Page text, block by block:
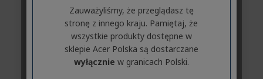
Zauważyliśmy, że przeglądasz tę
stronę z innego kraju. Pamiętaj, że
wszystkie produkty dostępne w
sklepie Acer Polska są dostarczane
wyłącznie w granicach Polski.